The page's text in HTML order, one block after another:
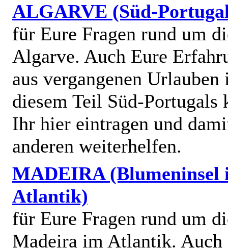
ALGARVE (Süd-
für Eure Fragen rund um
Algarve. Auch Eure
aus vergangenen Urlauben
diesem Teil Süd-Portugals
Ihr hier eintragen und
anderen weiterhelfen.
MADEIRA (Blumeninsel
Atlantik)
für Eure Fragen rund um
Madeira im Atlantik. Auch